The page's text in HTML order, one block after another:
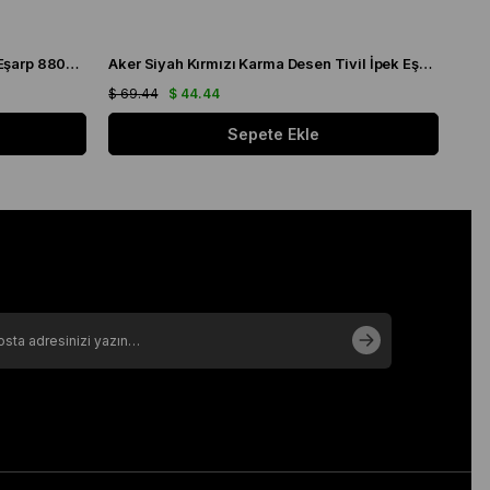
Aker Krem Karma Desen Tivil İpek Eşarp 8808713 - 913 Aker Siyah Kırmızı Karma Desen Tivil İpek Eşarp 8808713 - 911
$ 44.44
$ 69.44
Sepete Ekle